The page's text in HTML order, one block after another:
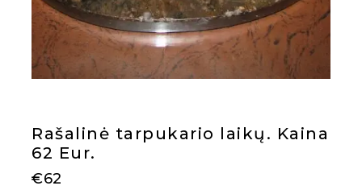
Rašalinė tarpukario laikų. Kaina
62 Eur.
€62